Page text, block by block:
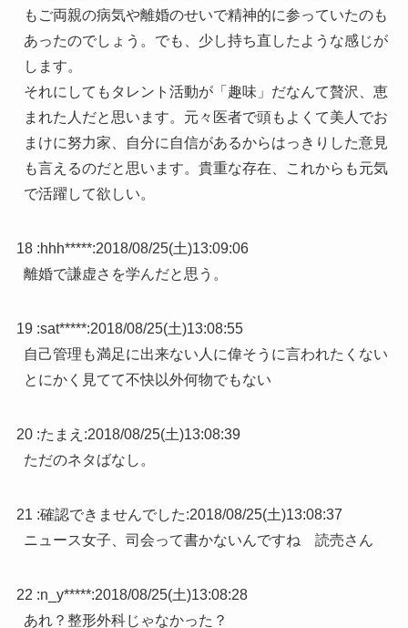
もご両親の病気や離婚のせいで精神的に参っていたのも
あったのでしょう。でも、少し持ち直したような感じが
します。
それにしてもタレント活動が「趣味」だなんて贅沢、恵
まれた人だと思います。元々医者で頭もよくて美人でお
まけに努力家、自分に自信があるからはっきりした意見
も言えるのだと思います。貴重な存在、これからも元気
で活躍して欲しい。
18 :hhh*****:2018/08/25(土)13:09:06
離婚で謙虚さを学んだと思う。
19 :sat*****:2018/08/25(土)13:08:55
自己管理も満足に出来ない人に偉そうに言われたくない
とにかく見てて不快以外何物でもない
20 :たまえ :2018/08/25(土)13:08:39
ただのネタばなし。
21 :確認できませんでした:2018/08/25(土)13:08:37
ニュース女子、司会って書かないんですね 読売さん
22 :n_y*****:2018/08/25(土)13:08:28
あれ？整形外科じゃなかった？